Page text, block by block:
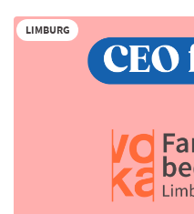
in
de
praktijk
LIMBURG